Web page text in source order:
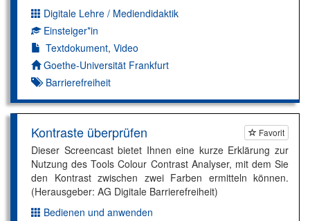
Dimension:
Digitale Lehre / Mediendidaktik
Kompetenzniveau:
Einsteiger*in
Textdokument, Video
Autor*in:
Goethe-Universität Frankfurt
Barrierefreiheit
Favorit
Kontraste überprüfen
Dieser Screencast bietet Ihnen eine kurze Erklärung zur
Nutzung des Tools Colour Contrast Analyser, mit dem Sie
den Kontrast zwischen zwei Farben ermitteln können.
(Herausgeber: AG Digitale Barrierefreiheit)
Dimension:
Bedienen und anwenden